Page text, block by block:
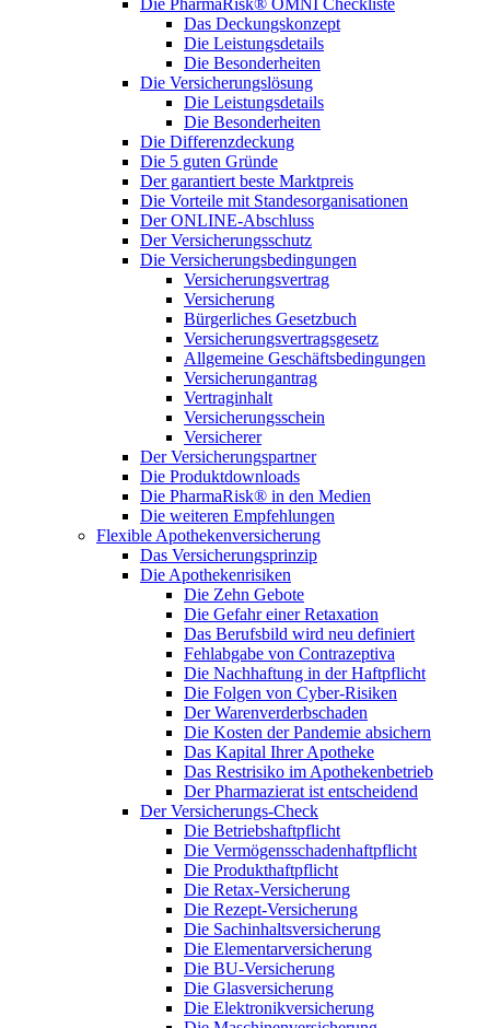
Die PharmaRisk® OMNI Checkliste
Das Deckungskonzept
Die Leistungsdetails
Die Besonderheiten
Die Versicherungslösung
Die Leistungsdetails
Die Besonderheiten
Die Differenzdeckung
Die 5 guten Gründe
Der garantiert beste Marktpreis
Die Vorteile mit Standesorganisationen
Der ONLINE-Abschluss
Der Versicherungsschutz
Die Versicherungsbedingungen
Versicherungsvertrag
Versicherung
Bürgerliches Gesetzbuch
Versicherungsvertragsgesetz
Allgemeine Geschäftsbedingungen
Versicherungantrag
Vertraginhalt
Versicherungsschein
Versicherer
Der Versicherungspartner
Die Produktdownloads
Die PharmaRisk® in den Medien
Die weiteren Empfehlungen
Flexible Apothekenversicherung
Das Versicherungsprinzip
Die Apothekenrisiken
Die Zehn Gebote
Die Gefahr einer Retaxation
Das Berufsbild wird neu definiert
Fehlabgabe von Contrazeptiva
Die Nachhaftung in der Haftpflicht
Die Folgen von Cyber-Risiken
Der Warenverderbschaden
Die Kosten der Pandemie absichern
Das Kapital Ihrer Apotheke
Das Restrisiko im Apothekenbetrieb
Der Pharmazierat ist entscheidend
Der Versicherungs-Check
Die Betriebshaftpflicht
Die Vermögensschadenhaftpflicht
Die Produkthaftpflicht
Die Retax-Versicherung
Die Rezept-Versicherung
Die Sachinhaltsversicherung
Die Elementarversicherung
Die BU-Versicherung
Die Glasversicherung
Die Elektronikversicherung